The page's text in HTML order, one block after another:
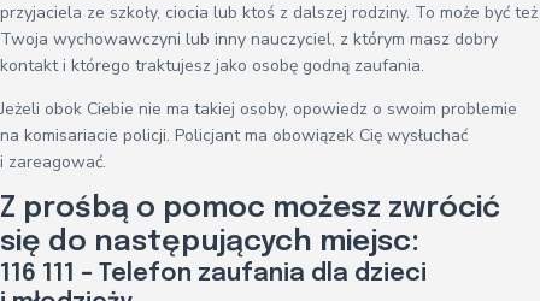
przyjaciela ze szkoły, ciocia lub ktoś z dalszej rodziny. To może być też
Twoja wychowawczyni lub inny nauczyciel, z którym masz dobry
kontakt i którego traktujesz jako osobę godną zaufania.
Jeżeli obok Ciebie nie ma takiej osoby, opowiedz o swoim problemie
na komisariacie policji. Policjant ma obowiązek Cię wysłuchać
i zareagować.
Z prośbą o pomoc możesz zwrócić
się do następujących miejsc:
116 111 – Telefon zaufania dla dzieci